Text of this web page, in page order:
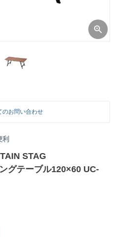
のお問い合わせ
STAG
グテーブル120×60 UC-